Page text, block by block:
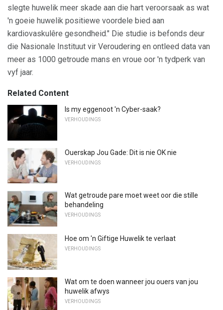
slegte huwelik meer skade aan die hart veroorsaak as wat
'n goeie huwelik positiewe voordele bied aan
kardiovaskulêre gesondheid." Die studie is befonds deur
die Nasionale Instituut vir Veroudering en ontleed data van
meer as 1000 getroude mans en vroue oor 'n tydperk van
vyf jaar.
Related Content
Is my eggenoot 'n Cyber-saak?
VERHOUDINGS
Ouerskap Jou Gade: Dit is nie OK nie
VERHOUDINGS
Wat getroude pare moet weet oor die stille
behandeling
VERHOUDINGS
Hoe om 'n Giftige Huwelik te verlaat
VERHOUDINGS
Wat om te doen wanneer jou ouers van jou
huwelik afwys
VERHOUDINGS